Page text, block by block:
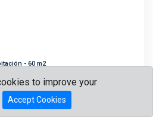
- 60 m2
con tecnología RFID
to improve your
Accept Cookies